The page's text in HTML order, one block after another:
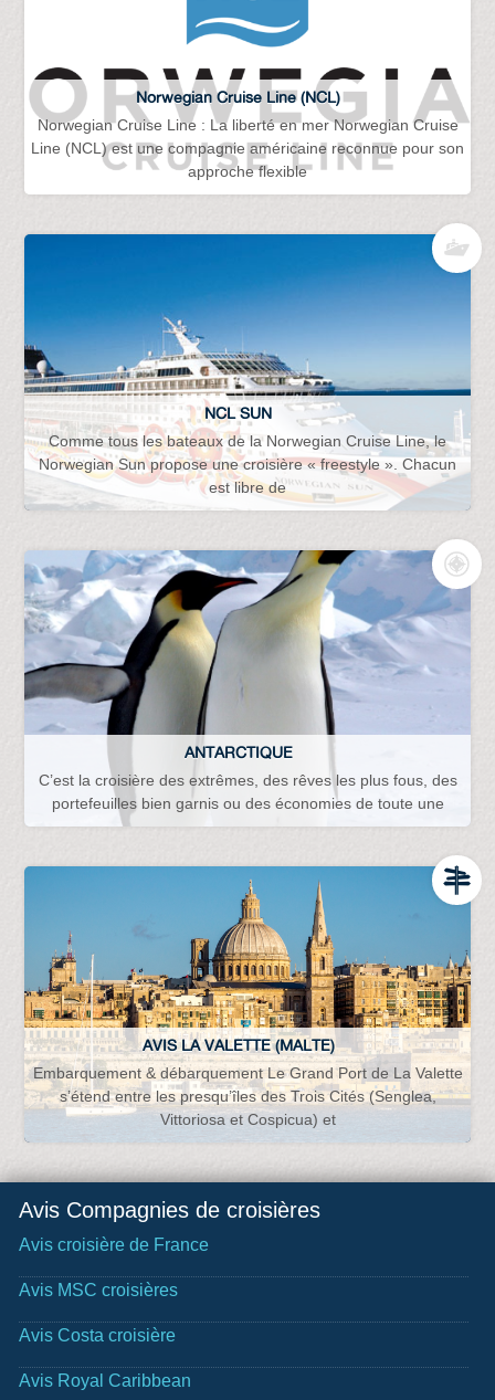
Norwegian Cruise Line (NCL)
Norwegian Cruise Line : La liberté en mer Norwegian Cruise
Line (NCL) est une compagnie américaine reconnue pour son
approche flexible
NCL SUN
Comme tous les bateaux de la Norwegian Cruise Line, le
Norwegian Sun propose une croisière « freestyle ». Chacun
est libre de
ANTARCTIQUE
C’est la croisière des extrêmes, des rêves les plus fous, des
portefeuilles bien garnis ou des économies de toute une
AVIS LA VALETTE (MALTE)
Embarquement & débarquement Le Grand Port de La Valette
s’étend entre les presqu’îles des Trois Cités (Senglea,
Vittoriosa et Cospicua) et
Avis Compagnies de croisières
Avis croisière de France
Avis MSC croisières
Avis Costa croisière
Avis Royal Caribbean